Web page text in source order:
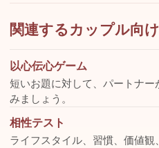
関連するカップル向
以心伝心ゲーム
短いお題に対して、パートナ
みましょう。
相性テスト
ライフスタイル、習慣、価値